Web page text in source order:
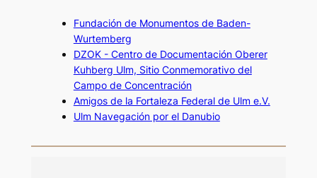
Fundación de Monumentos de Baden-
Wurtemberg
DZOK - Centro de Documentación Oberer
Kuhberg Ulm, Sitio Conmemorativo del
Campo de Concentración
Amigos de la Fortaleza Federal de Ulm e.V.
Ulm Navegación por el Danubio